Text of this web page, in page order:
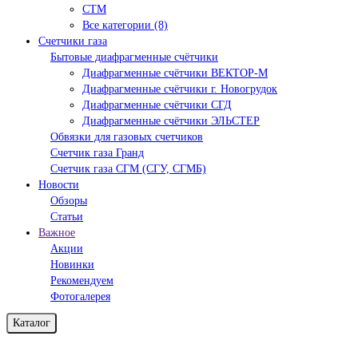
СТМ
Все категории (8)
Счетчики газа
Бытовые диафрагменные счётчики
Диафрагменные счётчики ВЕКТОР-М
Диафрагменные счётчики г. Новогрудок
Диафрагменные счётчики СГД
Диафрагменные счётчики ЭЛЬСТЕР
Обвязки для газовых счетчиков
Счетчик газа Гранд
Счетчик газа СГМ (СГУ, СГМБ)
Новости
Обзоры
Статьи
Важное
Акции
Новинки
Рекомендуем
Фотогалерея
Каталог